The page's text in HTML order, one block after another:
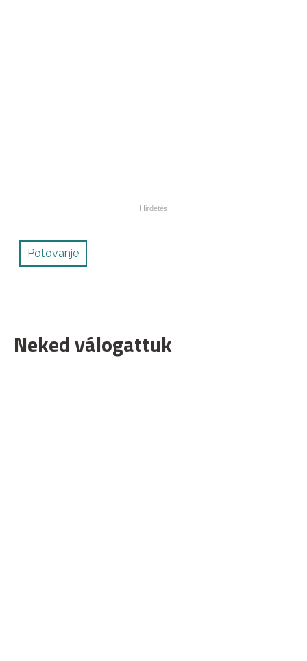
Potovanje
Neked válogattuk